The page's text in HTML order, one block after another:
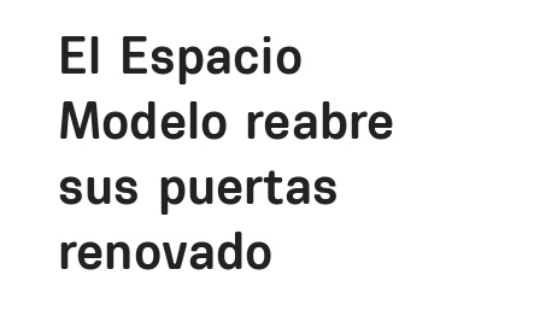
El Espacio
Modelo reabre
sus puertas
renovado